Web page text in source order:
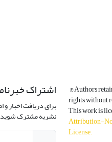
© Authors
rights without
This work is
Attribution-
License.
اشتراک
برای دریافت اخبار
نشریه مشترک